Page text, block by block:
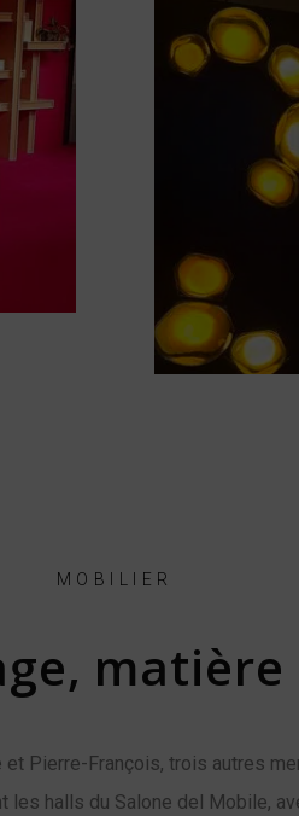
MOBILIER
et Pierre-François, trois autres
les halls du Salone del Mobile,